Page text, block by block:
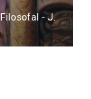
- J.